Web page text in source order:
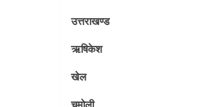
उत्तराखण्ड
ऋषिकेश
खेल
चमोली